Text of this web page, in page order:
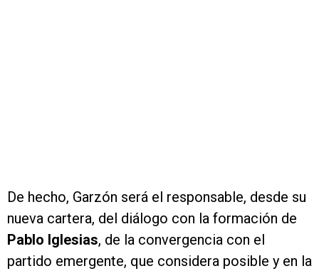
De hecho, Garzón será el responsable, desde su
nueva cartera, del diálogo con la formación de
Pablo Iglesias, de la convergencia con el
partido emergente, que considera posible y en la